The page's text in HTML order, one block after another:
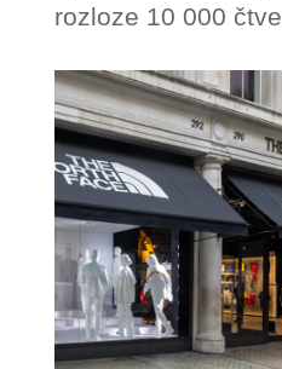
rozloze 10 000